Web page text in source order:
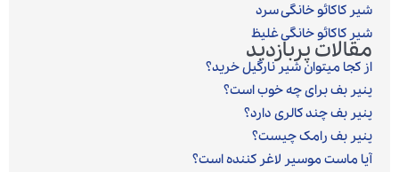
شیر کاکائو خانگی سرد
شیر کاکائو خانگی غلیظ
مقالات پربازدید
از کجا میتوان شیر نارگیل خرید؟
پنیر بف برای چه خوب است؟
پنیر بف چند کالری دارد؟
پنیر بف رامک چیست؟
آیا ماست موسیر لاغر کننده است؟